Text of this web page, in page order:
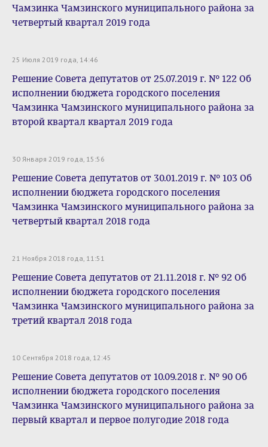
Чамзинка Чамзинского муниципального района за
четвертый квартал 2019 года
25 Июля 2019 года, 14:46
Решение Совета депутатов от 25.07.2019 г. № 122 Об
исполнении бюджета городского поселения
Чамзинка Чамзинского муниципального района за
второй квартал квартал 2019 года
30 Января 2019 года, 15:56
Решение Совета депутатов от 30.01.2019 г. № 103 Об
исполнении бюджета городского поселения
Чамзинка Чамзинского муниципального района за
четвертый квартал 2018 года
21 Ноября 2018 года, 11:51
Решение Совета депутатов от 21.11.2018 г. № 92 Об
исполнении бюджета городского поселения
Чамзинка Чамзинского муниципального района за
третий квартал 2018 года
10 Сентября 2018 года, 12:45
Решение Совета депутатов от 10.09.2018 г. № 90 Об
исполнении бюджета городского поселения
Чамзинка Чамзинского муниципального района за
первый квартал и первое полугодие 2018 года